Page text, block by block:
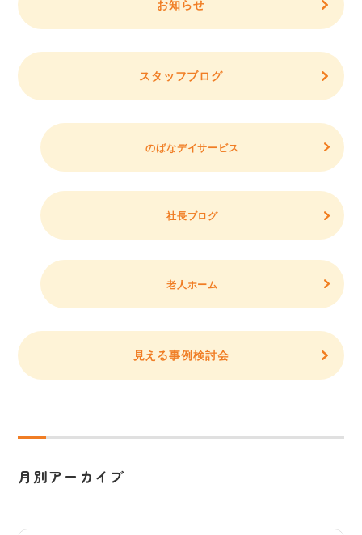
お知らせ
スタッフブログ
のばなデイサービス
社長ブログ
老人ホーム
見える事例検討会
月別アーカイブ